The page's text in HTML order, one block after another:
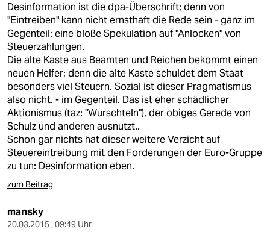
Desinformation ist die dpa-Überschrift; denn von
"Eintreiben" kann nicht ernsthaft die Rede sein - ganz im
Gegenteil: eine bloße Spekulation auf "Anlocken" von
Steuerzahlungen.
Die alte Kaste aus Beamten und Reichen bekommt einen
neuen Helfer; denn die alte Kaste schuldet dem Staat
besonders viel Steuern. Sozial ist dieser Pragmatismus
also nicht. - im Gegenteil. Das ist eher schädlicher
Aktionismus (taz: "Wurschteln"), der obiges Gerede von
Schulz und anderen ausnutzt..
Schon gar nichts hat dieser weitere Verzicht auf
Steuereintreibung mit den Forderungen der Euro-Gruppe
zu tun: Desinformation eben.
zum Beitrag
mansky
20.03.2015 , 09:49 Uhr